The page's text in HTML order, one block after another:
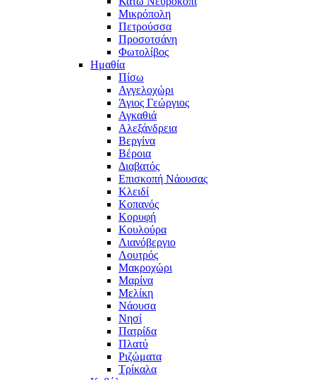
Μικρόπολη
Πετρούσσα
Προσοτσάνη
Φωτολίβος
Ημαθία
Πίσω
Αγγελοχώρι
Άγιος Γεώργιος
Αγκαθιά
Αλεξάνδρεια
Βεργίνα
Βέροια
Διαβατός
Επισκοπή Νάουσας
Κλειδί
Κοπανός
Κορυφή
Κουλούρα
Λιανόβεργιο
Λουτρός
Μακροχώρι
Μαρίνα
Μελίκη
Νάουσα
Νησί
Πατρίδα
Πλατύ
Ριζώματα
Τρίκαλα